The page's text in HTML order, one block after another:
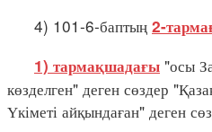
4) 101-6-баптың 2-
1) тармақшадағы "осы
көзделген" деген сөздер
Үкіметі айқындаған" деген